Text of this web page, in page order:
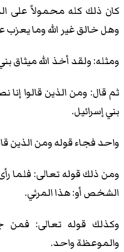
كان ذلك كله محمولاً على
وهل خالق غير الله وما يعزب
ومثله: ولقد أخذ الله ميثاق
ثم قال: ومن الذين قالوا إنا
بني إسرائيل.
واحد فجاء قوله ومن الذين
ومن ذلك قوله تعالى: فلما
الشخص أو: هذا المرئي.
وكذلك قوله تعالى: فمن
والموعظة واحد.